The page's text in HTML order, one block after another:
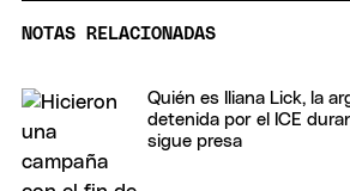
NOTAS RELACIONADAS
Quién es Iliana Lick, la
detenida por el ICE
sigue presa